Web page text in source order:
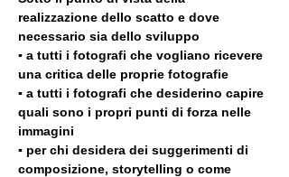
realizzazione dello scatto e dove
necessario sia dello sviluppo
▪️ a tutti i fotografi che vogliano ricevere
una critica delle proprie fotografie
▪️ a tutti i fotografi che desiderino capire
quali sono i propri punti di forza nelle
immagini
▪️ per chi desidera dei suggerimenti di
composizione, storytelling o come